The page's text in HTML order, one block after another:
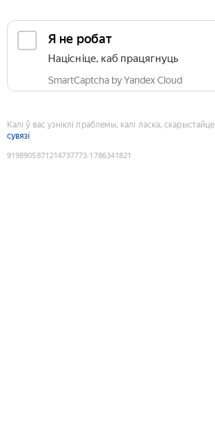
Я не робат
Націсніце, каб працягнуць
SmartCaptcha by Yandex Cloud
Калі ў вас узніклі праблемы, калі ласка, скарыстайце
сувязі
9198905871214737773:1786341821